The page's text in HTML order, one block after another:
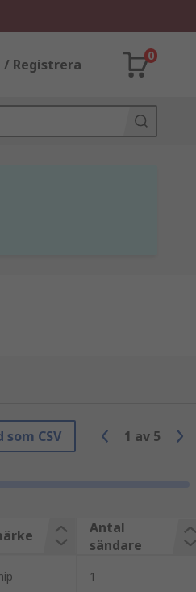
/ Registrera
0
som CSV 1 av 5
Antal
sändare
1